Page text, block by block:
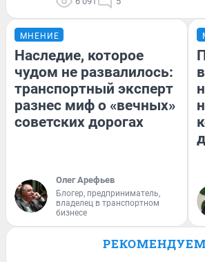
МНЕНИЕ
Наследие, которое
чудом не развалилось:
транспортный эксперт
разнес миф о «вечных»
советских дорогах
Олег Арефьев
Блогер, предприниматель,
владелец в транспортном
бизнесе
РЕКОМЕНДУЕМ